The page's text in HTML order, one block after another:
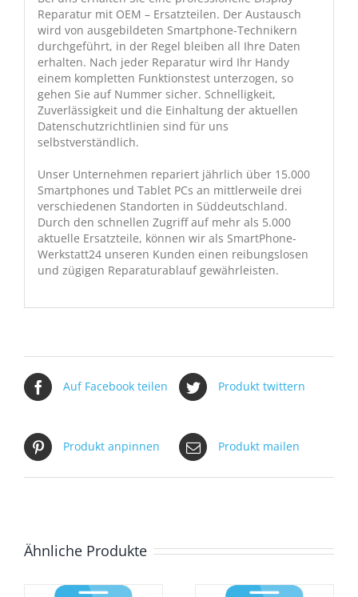
Reparatur mit OEM – Ersatzteilen. Der Austausch
wird von ausgebildeten Smartphone-Technikern
durchgeführt, in der Regel bleiben all Ihre Daten
erhalten. Nach jeder Reparatur wird Ihr Handy
einem kompletten Funktionstest unterzogen, so
gehen Sie auf Nummer sicher. Schnelligkeit,
Zuverlässigkeit und die Einhaltung der aktuellen
Datenschutzrichtlinien sind für uns
selbstverständlich.
Unser Unternehmen repariert jährlich über 15.000
Smartphones und Tablet PCs an mittlerweile drei
verschiedenen Standorten in Süddeutschland.
Durch den schnellen Zugriff auf mehr als 5.000
aktuelle Ersatzteile, können wir als SmartPhone-
Werkstatt24 unseren Kunden einen reibungslosen
und zügigen Reparaturablauf gewährleisten.
Auf Facebook teilen Produkt twittern
Produkt anpinnen Produkt mailen
Ähnliche Produkte